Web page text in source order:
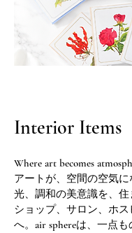
Interior Items
Where art becomes
アートが、空間の空気に
光、調和の美意識を、住
ショップ、サロン、ホ
へ。air sphereは、一点